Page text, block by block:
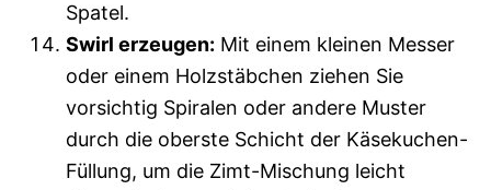
Spatel.
Swirl erzeugen: Mit einem kleinen Messer
oder einem Holzstäbchen ziehen Sie
vorsichtig Spiralen oder andere Muster
durch die oberste Schicht der Käsekuchen-
Füllung, um die Zimt-Mischung leicht